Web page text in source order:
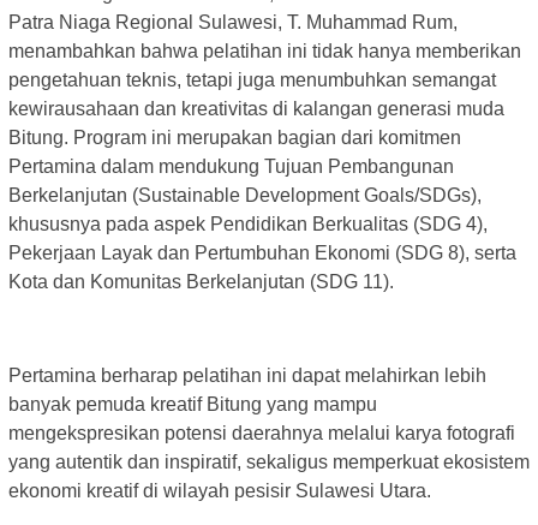
Patra Niaga Regional Sulawesi, T. Muhammad Rum,
menambahkan bahwa pelatihan ini tidak hanya memberikan
pengetahuan teknis, tetapi juga menumbuhkan semangat
kewirausahaan dan kreativitas di kalangan generasi muda
Bitung. Program ini merupakan bagian dari komitmen
Pertamina dalam mendukung Tujuan Pembangunan
Berkelanjutan (Sustainable Development Goals/SDGs),
khususnya pada aspek Pendidikan Berkualitas (SDG 4),
Pekerjaan Layak dan Pertumbuhan Ekonomi (SDG 8), serta
Kota dan Komunitas Berkelanjutan (SDG 11).
Pertamina berharap pelatihan ini dapat melahirkan lebih
banyak pemuda kreatif Bitung yang mampu
mengekspresikan potensi daerahnya melalui karya fotografi
yang autentik dan inspiratif, sekaligus memperkuat ekosistem
ekonomi kreatif di wilayah pesisir Sulawesi Utara.